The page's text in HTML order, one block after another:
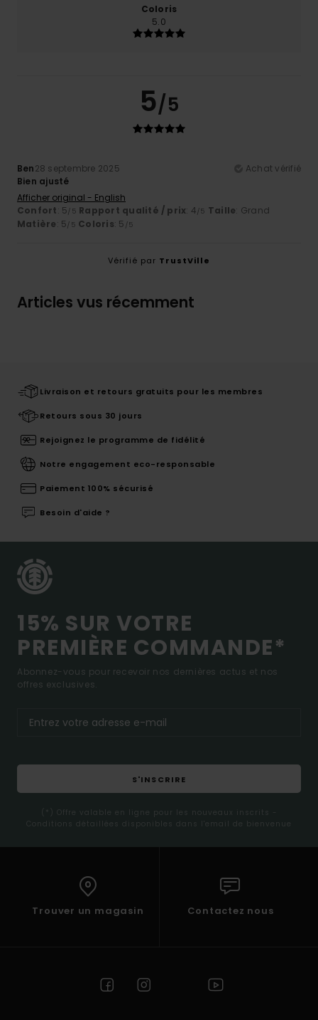
Coloris
5.0
5/5
Ben28 septembre 2025
Achat vérifié
Bien ajusté
Afficher original - English
Confort: 5/5 Rapport qualité / prix: 4/5 Taille: Grand
Matière: 5/5 Coloris: 5 /5
Vérifié par TrustVille
Articles vus récemment
Livraison et retours gratuits pour les membres
Retours sous 30 jours
Rejoignez le programme de fidélité
Notre engagement eco-responsable
Paiement 100% sécurisé
Besoin d'aide ?
15% SUR VOTRE
PREMIÈRE COMMANDE*
Abonnez-vous pour recevoir nos dernières actus et nos
offres exclusives.
S'INSCRIRE
(*) Offre valable en ligne pour les nouveaux inscrits -
Conditions détaillées disponibles dans l'email de bienvenue
Trouver un magasin Contactez nous